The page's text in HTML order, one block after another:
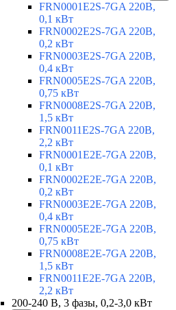
FRN0001E2S-7GA 220В,
0,1 кВт
FRN0002E2S-7GA 220В,
0,2 кВт
FRN0003E2S-7GA 220В,
0,4 кВт
FRN0005E2S-7GA 220В,
0,75 кВт
FRN0008E2S-7GA 220В,
1,5 кВт
FRN0011E2S-7GA 220В,
2,2 кВт
FRN0001E2E-7GA 220В,
0,1 кВт
FRN0002E2E-7GA 220В,
0,2 кВт
FRN0003E2E-7GA 220В,
0,4 кВт
FRN0005E2E-7GA 220В,
0,75 кВт
FRN0008E2E-7GA 220В,
1,5 кВт
FRN0011E2E-7GA 220В,
2,2 кВт
200-240 В, 3 фазы, 0,2-3,0 кВт